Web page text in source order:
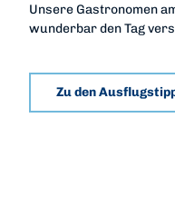
Unsere Gastronomen
wunderbar den Tag
Zu den